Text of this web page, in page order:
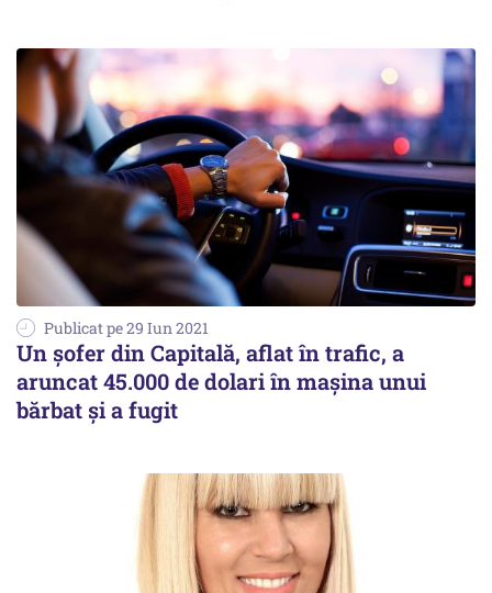
Publicat pe 29 Iun 2021
Un șofer din Capitală, aflat în trafic, a
aruncat 45.000 de dolari în mașina unui
bărbat și a fugit